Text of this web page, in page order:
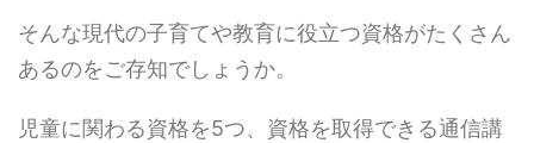
そんな現代の子育てや教育に役立つ資格がたくさん
あるのをご存知でしょうか。
児童に関わる資格を5つ、資格を取得できる通信講